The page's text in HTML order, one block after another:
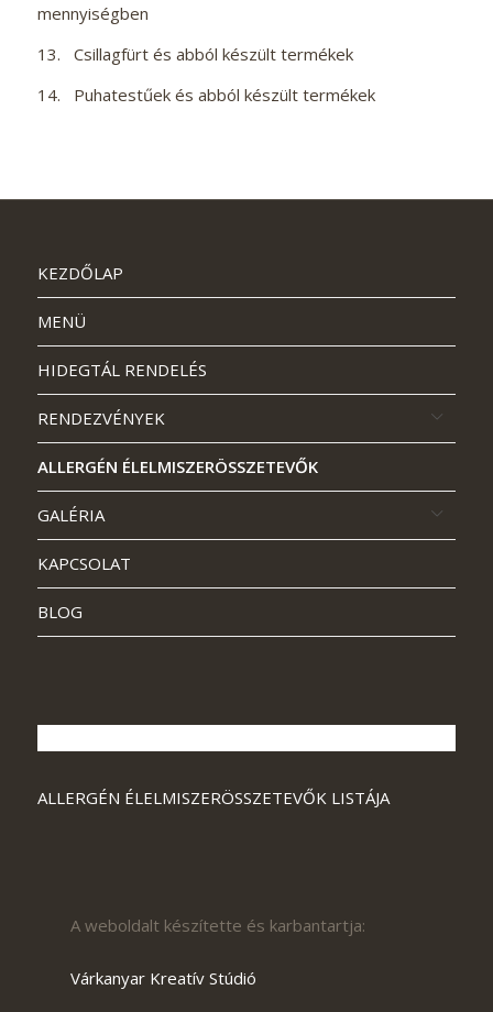
mennyiségben
13. Csillagfürt és abból készült termékek
14. Puhatestűek és abból készült termékek
KEZDŐLAP
MENÜ
HIDEGTÁL RENDELÉS
RENDEZVÉNYEK
ALLERGÉN ÉLELMISZERÖSSZETEVŐK
GALÉRIA
KAPCSOLAT
BLOG
ALLERGÉN ÉLELMISZERÖSSZETEVŐK LISTÁJA
A weboldalt készítette és karbantartja:
Várkanyar Kreatív Stúdió